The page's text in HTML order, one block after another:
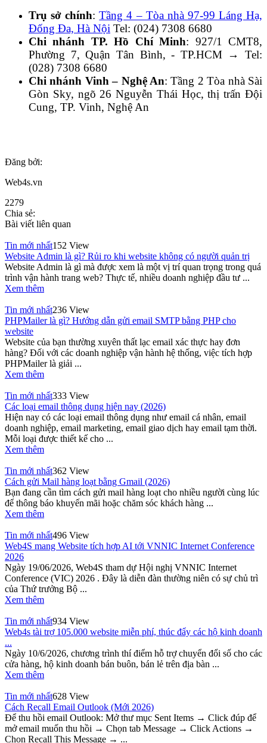
Trụ sở chính:Tầng 4 – Tòa nhà 97-99 Láng Hạ,
Đống Đa, Hà Nội Tel: (024) 7308 6680
Chi nhánh TP. Hồ Chí Minh: 927/1 CMT8,
Phường 7, Quận Tân Bình, - TP.HCM → Tel:
(028) 7308 6680
Chi nhánh Vinh – Nghệ An: Tầng 2 Tòa nhà Sài
Gòn Sky, ngõ 26 Nguyễn Thái Học, thị trấn Đội
Cung, TP. Vinh, Nghệ An
Đăng bởi:
Web4s.vn
2279
Chia sẻ:
Bài viết liên quan
Tin mới nhất152 View
Website Admin là gì? Rủi ro khi website không có người quản trị
Website Admin là gì mà được xem là một vị trí quan trọng trong quá
trình vận hành trang web? Thực tế, nhiều doanh nghiệp đầu tư ...
Xem thêm
Tin mới nhất236 View
PHPMailer là gì? Hướng dẫn gửi email SMTP bằng PHP cho
website
Website của bạn thường xuyên thất lạc email xác thực hay đơn
hàng? Đối với các doanh nghiệp vận hành hệ thống, việc tích hợp
PHPMailer là giải ...
Xem thêm
Tin mới nhất333 View
Các loại email thông dụng hiện nay (2026)
Hiện nay có các loại email thông dụng như email cá nhân, email
doanh nghiệp, email marketing, email giao dịch hay email tạm thời.
Mỗi loại được thiết kế cho ...
Xem thêm
Tin mới nhất362 View
Cách gửi Mail hàng loạt bằng Gmail (2026)
Bạn đang cần tìm cách gửi mail hàng loạt cho nhiều người cùng lúc
để thông báo khuyến mãi hoặc chăm sóc khách hàng ...
Xem thêm
Tin mới nhất496 View
Web4S mang Website tích hợp AI tới VNNIC Internet Conference
2026
Ngày 19/06/2026, Web4S tham dự Hội nghị VNNIC Internet
Conference (VIC) 2026 . Đây là diễn đàn thường niên có sự chủ trì
của Thứ trưởng Bộ ...
Xem thêm
Tin mới nhất934 View
Web4s tài trợ 105.000 website miễn phí, thúc đẩy các hộ kinh doanh
...
Ngày 10/6/2026, chương trình thí điểm hỗ trợ chuyển đổi số cho các
cửa hàng, hộ kinh doanh bán buôn, bán lẻ trên địa bàn ...
Xem thêm
Tin mới nhất628 View
Cách Recall Email Outlook (Mới 2026)
Để thu hồi email Outlook: Mở thư mục Sent Items → Click đúp để
mở email muốn thu hồi → Chọn tab Message → Click Actions →
Chọn Recall This Message → ...